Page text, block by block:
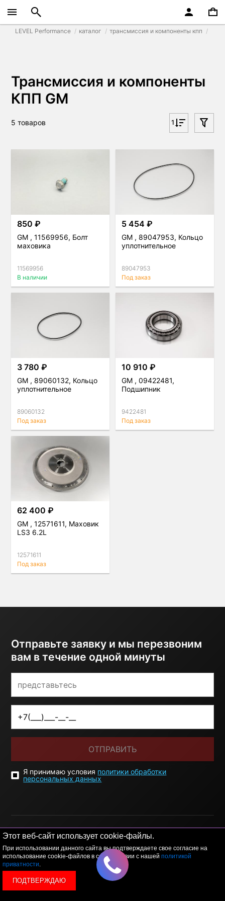
Этот веб-сайт использует cookie-файлы.
При использовании данного сайта вы подтверждаете свое согласие на
использование cookie-файлов в соответствии с нашей политикой
приватности.
ПОДТВЕРЖДАЮ
LEVEL Performance каталог трансмиссия и компоненты кпп
Трансмиссия и компоненты
КПП GM
5 товаров 1
850 ₽
GM , 11569956, Болт
маховика
11569956
В наличии
5 454 ₽
GM , 89047953, Кольцо
уплотнительное
89047953
Под заказ
3 780 ₽
GM , 89060132, Кольцо
уплотнительное
89060132
Под заказ
10 910 ₽
GM , 09422481,
Подшипник
9422481
Под заказ
62 400 ₽
GM , 12571611, Маховик
LS3 6.2L
12571611
Под заказ
Отправьте заявку и мы перезвоним
вам в течение одной минуты
ОТПРАВИТЬ
Я принимаю условия политики обработки
персональных данных
© 2026 LEVEL +7 495 1207767
Данный сайт носит исключительно информационный
характер, и ни при каких условиях, информационные